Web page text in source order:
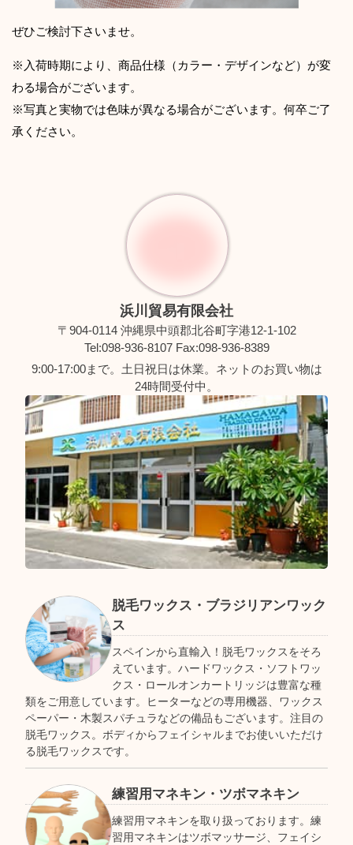
ぜひご検討下さいませ。
※入荷時期により、商品仕様（カラー・デザインなど）が変
わる場合がございます。
※写真と実物では色味が異なる場合がございます。何卒ご了
承ください。
浜川貿易有限会社
〒904-0114 沖縄県中頭郡北谷町字港12-1-102
Tel:098-936-8107 Fax:098-936-8389
9:00-17:00まで。土日祝日は休業。ネットのお買い物は
24時間受付中。
脱毛ワックス・ブラジリアンワック
ス
スペインから直輸入！脱毛ワックスをそろ
えています。ハードワックス・ソフトワッ
クス・ロールオンカートリッジは豊富な種
類をご用意しています。ヒーターなどの専用機器、ワックス
ペーパー・木製スパチュラなどの備品もございます。注目の
脱毛ワックス。ボディからフェイシャルまでお使いいただけ
る脱毛ワックスです。
練習用マネキン・ツボマネキン
練習用マネキンを取り扱っております。練
習用マネキンはツボマッサージ、フェイシ